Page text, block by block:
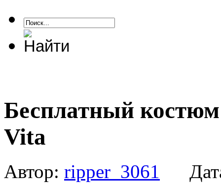
Бесплатный
Vita
Автор: ripper_3061